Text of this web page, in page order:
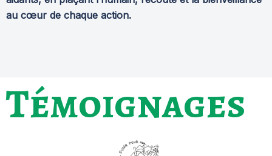
au cœur de chaque action.
Témoignages